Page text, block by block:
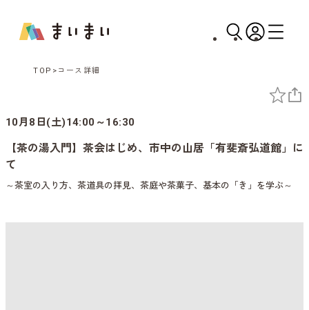
TOP コース詳細
10月8日(土)14:00～16:30
【茶の湯入門】茶会はじめ、市中の山居「有斐斎弘道館」に
て
～茶室の入り方、茶道具の拝見、茶庭や茶菓子、基本の「き」を学ぶ～